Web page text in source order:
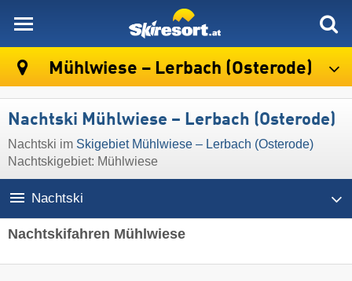
Mühlwiese – Lerbach (Osterode)
Nachtski Mühlwiese – Lerbach (Osterode)
Nachtski im Skigebiet Mühlwiese – Lerbach (Osterode)
Nachtskigebiet: Mühlwiese
Nachtski
Nachtskifahren Mühlwiese